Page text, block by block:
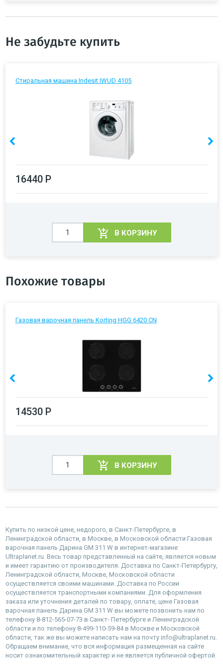
Не забудьте купить
Стиральная машина Indesit IWUD 4105
16440 Р
В КОРЗИНУ
Похожие товары
Газовая варочная панель Korting HGG 6420 CN
14530 Р
В КОРЗИНУ
Купить по низкой цене, недорого, в Санкт-Петербурге, в
Ленинградской области, в Москве, в Московской области Газовая
варочная панель Дарина GM 311 W в интернет-магазине
Ultraplanet.ru. Весь товар представленный на сайте, является новым
и имеет гарантию от производителя. Доставка по Санкт-Петербургу,
Ленинградской области, Москве, Московской области
осуществляется своими машинами. Доставка по России
осуществляется транспортными компаниями. Для оформления
заказа или уточнения деталей по товару, оплате, цене Газовая
варочная панель Дарина GM 311 W вы можете позвонить нам по
телефону 8-812-565-07-73 в Санкт- Петербурге и Ленинградской
области и по телефону 8-499-110-59-84 в Москве и Московской
области, так же вы можете написать нам на почту info@ultraplanet.ru.
Обращаем внимание, что вся информация размещенная на сайте
носит ознакомительный характер и не является публичной офертой.